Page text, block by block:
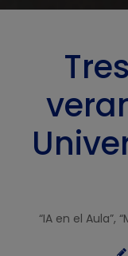
“IA en el Aula”,